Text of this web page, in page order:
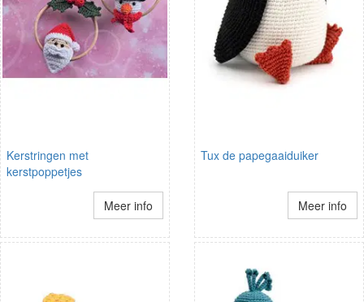
Kerstringen met
kerstpoppetjes
Meer info
Tux de papegaaiduiker
Meer info